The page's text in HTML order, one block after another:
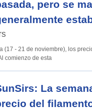
pero se
comienzo de esta
La
del